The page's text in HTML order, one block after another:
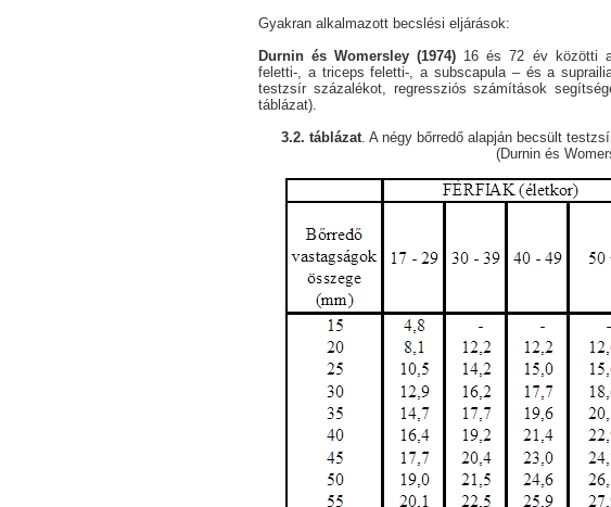
Gyakran alkalmazott becslési eljárások:
Durnin és Womersley (1974) 16 és 72 év közötti
feletti-, a triceps feletti-, a subscapula – és a
testzsír százalékot, regressziós számítások
táblázat).
3.2. táblázat. A négy bőrredő alapján becsült
(Durnin és